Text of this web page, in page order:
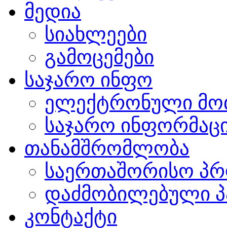
მედია
სიახლეები
გამოცემები
საჯარო ინფო
ელექტრონული
საჯარო
თანამშრომლობა
საერთაშორისო
დაძმობილებული
კონტაქტი